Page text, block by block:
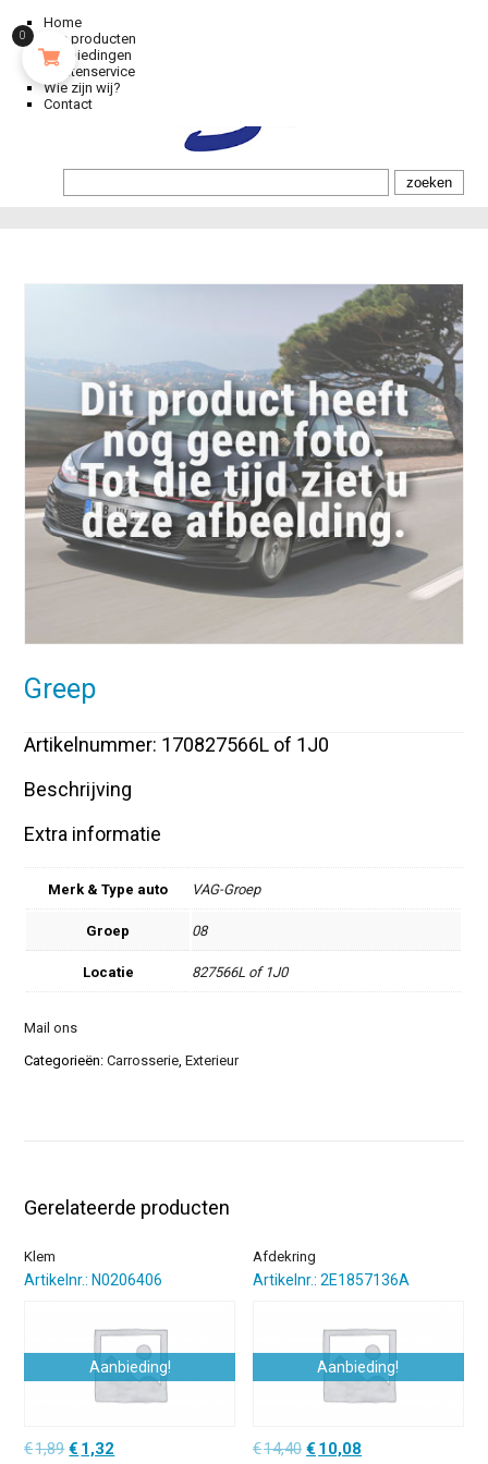
Home
Alle producten
Aanbiedingen
Klantenservice
Wie zijn wij?
Contact
Greep
Artikelnummer: 170827566L of 1J0
Beschrijving
Extra informatie
Merk & Type auto VAG-Groep
Groep 08
Locatie 827566L of 1J0
Mail ons
Categorieën:Carrosserie,Exterieur
Gerelateerde producten
Klem
Artikelnr.: N0206406
Aanbieding!
€1,89Oorspronkelijke
€ 1,32
Afdekring
Artikelnr.: 2E1857136A
Aanbieding!
€14,40 Oorspronkelijke
€ 10,08
0